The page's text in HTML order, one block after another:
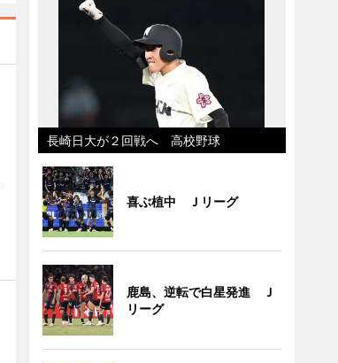
長崎日大が２回戦へ 高校野球
喜ぶ植中 Ｊリーグ
鹿島、逆転で白星発進 Ｊ
リーグ